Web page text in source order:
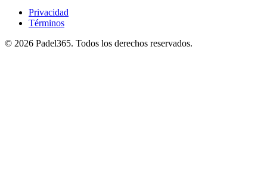
Privacidad
Términos
© 2026 Padel365. Todos los derechos reservados.